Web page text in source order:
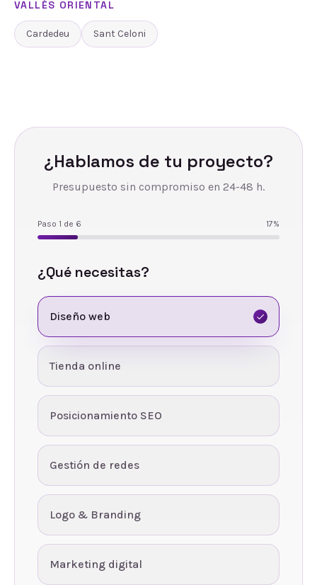
VALLÈS ORIENTAL
Cardedeu Sant Celoni
¿Hablamos de tu proyecto?
Presupuesto sin compromiso en 24-48 h.
Paso 1 de 6 17%
¿Qué necesitas?
Diseño web
Tienda online
Posicionamiento SEO
Gestión de redes
Logo & Branding
Marketing digital